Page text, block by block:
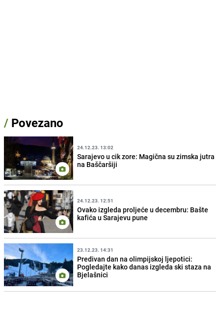
/ Povezano
24.12.23. 13:02
Sarajevo u cik zore: Magična su zimska jutra
na Baščaršiji
24.12.23. 12:51
Ovako izgleda proljeće u decembru: Bašte
kafića u Sarajevu pune
23.12.23. 14:31
Predivan dan na olimpijskoj ljepotici:
Pogledajte kako danas izgleda ski staza na
Bjelašnici